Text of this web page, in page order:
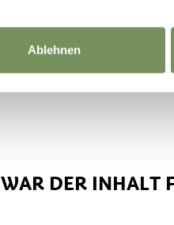
Ablehnen
TIPP: Besonders gut
Nudeln in der
WAR DER INHALT